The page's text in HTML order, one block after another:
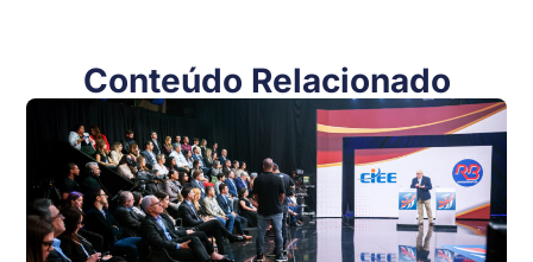
Conteúdo Relacionado